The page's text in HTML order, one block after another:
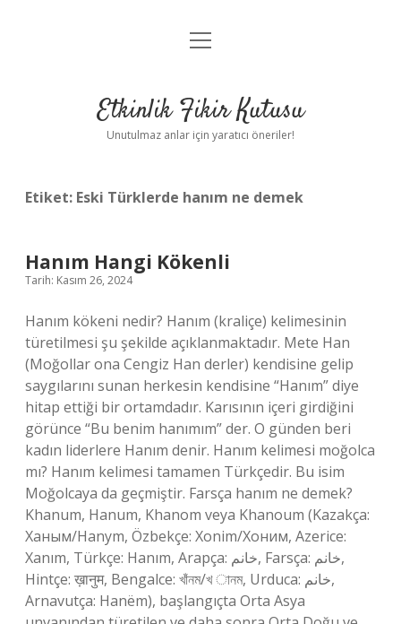
Anasayfa
Yasal Uyarı
menüyü
Etkinlik Fikir Kutusu
Unutulmaz anlar için yaratıcı öneriler!
Etiket: Eski Türklerde hanım ne demek
Hanım Hangi Kökenli
Tarih: Kasım 26, 2024
Hanım kökeni nedir? Hanım (kraliçe) kelimesinin
türetilmesi şu şekilde açıklanmaktadır. Mete Han
(Moğollar ona Cengiz Han derler) kendisine gelip
saygılarını sunan herkesin kendisine “Hanım” diye
hitap ettiği bir ortamdadır. Karısının içeri girdiğini
görünce “Bu benim hanımım” der. O günden beri
kadın liderlere Hanım denir. Hanım kelimesi moğolca
mı? Hanım kelimesi tamamen Türkçedir. Bu isim
Moğolcaya da geçmiştir. Farsça hanım ne demek?
Khanum, Hanum, Khanom veya Khanoum (Kazakça:
Ханым/Hanym, Özbekçe: Xonim/Хоним, Azerice:
Xanım, Türkçe: Hanım, Arapça: خانم, Farsça: خانم,
Hintçe: ख़ानुम, Bengalce: খাঁনম/খ ানম, Urduca: خانم,
Arnavutça: Hanëm), başlangıçta Orta Asya